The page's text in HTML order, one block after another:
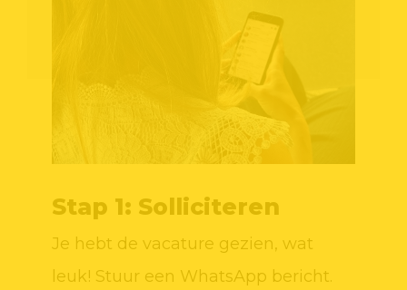
Stap 1: Solliciteren
Je hebt de vacature gezien, wat
leuk! Stuur een WhatsApp bericht.